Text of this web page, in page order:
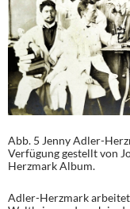
Abb. 5 Jenny Adler-
Verfügung gestellt von
Herzmark Album.
Adler-Herzmark